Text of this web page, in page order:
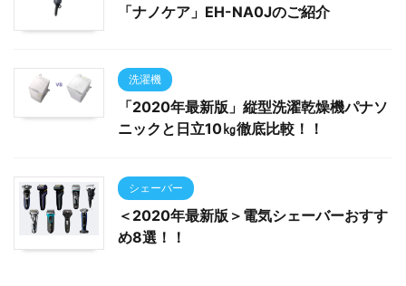
「ナノケア」EH-NA0Jのご紹介
洗濯機
「2020年最新版」縦型洗濯乾燥機パナソ
ニックと日立10㎏徹底比較！！
シェーバー
＜2020年最新版＞電気シェーバーおすす
め8選！！